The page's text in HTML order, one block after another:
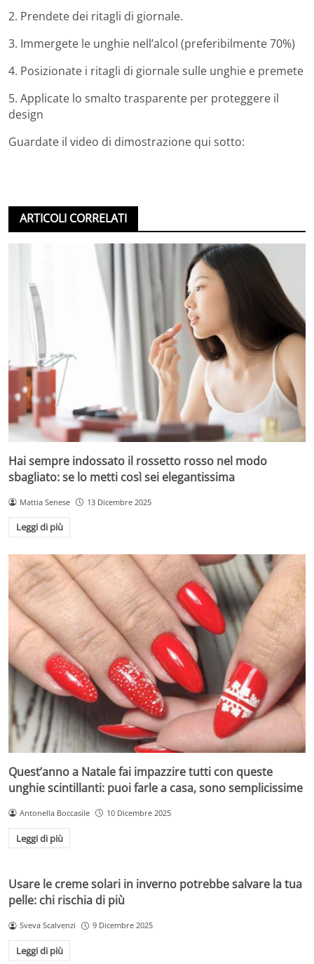
2. Prendete dei ritagli di giornale.
3. Immergete le unghie nell’alcol (preferibilmente 70%)
4. Posizionate i ritagli di giornale sulle unghie e premete
5. Applicate lo smalto trasparente per proteggere il
design
Guardate il video di dimostrazione qui sotto:
ARTICOLI CORRELATI
Hai sempre indossato il rossetto rosso nel modo
sbagliato: se lo metti così sei elegantissima
Mattia Senese 13 Dicembre 2025
Leggi di più
Quest’anno a Natale fai impazzire tutti con queste
unghie scintillanti: puoi farle a casa, sono semplicissime
Antonella Boccasile 10 Dicembre 2025
Leggi di più
Usare le creme solari in inverno potrebbe salvare la tua
pelle: chi rischia di più
Sveva Scalvenzi 9 Dicembre 2025
Leggi di più